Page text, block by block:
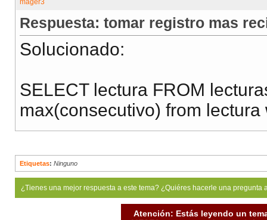
Respuesta: tomar registro mas
Solucionado:
SELECT lectura FROM
max(consecutivo) from
Etiquetas: Ninguno
¿Tienes una mejor respuesta a este tema? ¿Quiéres hacerle una
Atención: Estás leyendo un